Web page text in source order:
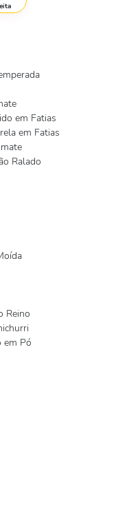
em Fatias
em Fatias
Ralado
Reino
em Pó